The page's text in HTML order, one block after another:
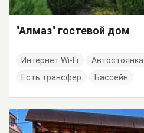
"Алмаз" гостевой дом
Интернет Wi-Fi Автостоянка
Есть трансфер
Бассейн